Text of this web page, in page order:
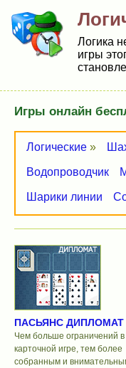
Логика
игры
Игры онлайн
Логические »
Водопроводчик
Шарики линии
ПАСЬЯНС ДИПЛОМАТ
Чем больше ограничений в
карточной игре, тем более
собранным и